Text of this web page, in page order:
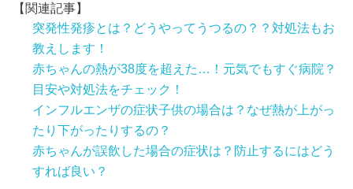
【関連記事】
突発性発疹とは？どうやってうつるの？？対処法もお
教えします！
赤ちゃんの熱が38度を超えた…！元気でもすぐ病院？
目安や対処法をチェック！
インフルエンザの症状子供の場合は？なぜ熱が上がっ
たり下がったりするの？
赤ちゃんが誤飲した場合の症状は？防止するにはどう
すれば良い？